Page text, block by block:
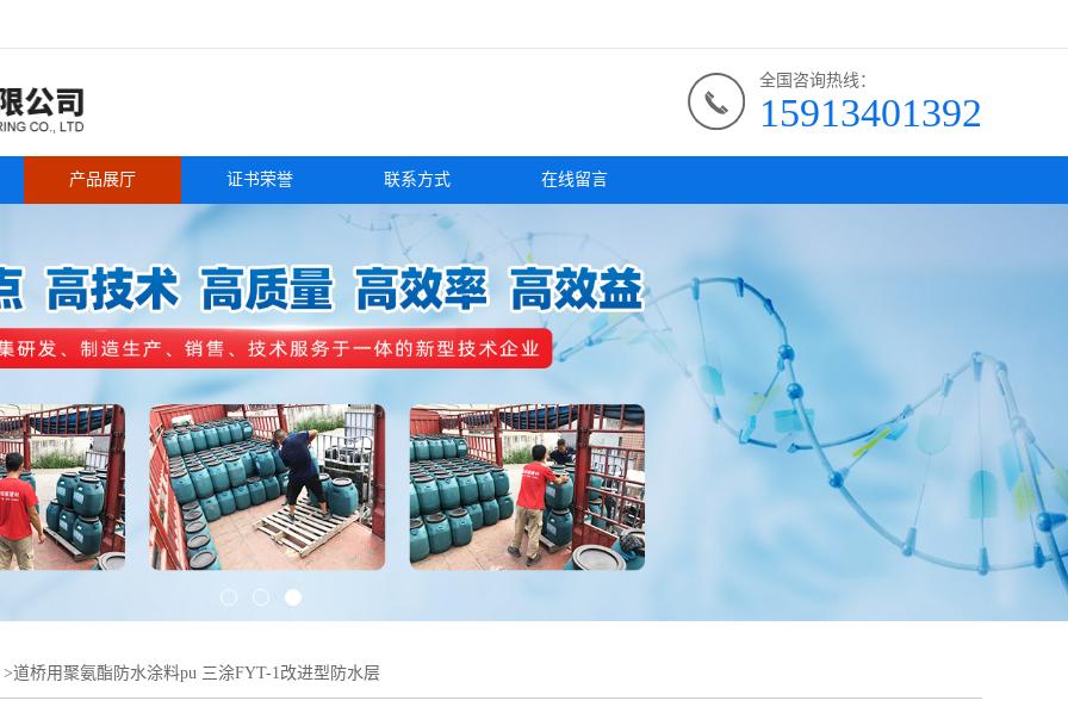
全国咨询热线：
15913401392
产品展厅 证书荣誉 联系方式 在线留言
>道桥用聚氨酯防水涂料pu 三涂FYT-1改进型防水层